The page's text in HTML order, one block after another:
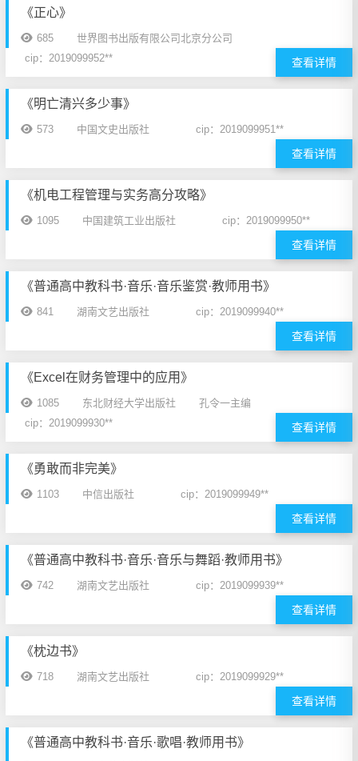
《正心》
685
世界图书出版有限公司北京分公司
cip：2019099952**
查看详情
《明亡清兴多少事》
573 中国文史出版社 cip：2019099951**
查看详情
《机电工程管理与实务高分攻略》
1095 中国建筑工业出版社 cip：2019099950**
查看详情
《普通高中教科书·音乐·音乐鉴赏·教师用书》
841 湖南文艺出版社 cip：2019099940**
查看详情
《Excel在财务管理中的应用》
1085 东北财经大学出版社
孔令一主编
cip：2019099930**
查看详情
《勇敢而非完美》
1103 中信出版社 cip：2019099949**
查看详情
《普通高中教科书·音乐·音乐与舞蹈·教师用书》
742 湖南文艺出版社 cip：2019099939**
查看详情
《枕边书》
718 湖南文艺出版社 cip：2019099929**
查看详情
《普通高中教科书·音乐·歌唱·教师用书》